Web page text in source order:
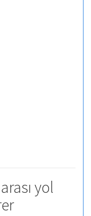
yol